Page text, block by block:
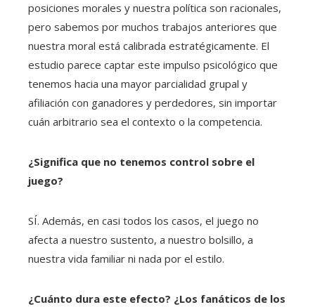
posiciones morales y nuestra política son racionales,
pero sabemos por muchos trabajos anteriores que
nuestra moral está calibrada estratégicamente. El
estudio parece captar este impulso psicológico que
tenemos hacia una mayor parcialidad grupal y
afiliación con ganadores y perdedores, sin importar
cuán arbitrario sea el contexto o la competencia.
¿Significa que no tenemos control sobre el
juego?
SÍ. Además, en casi todos los casos, el juego no
afecta a nuestro sustento, a nuestro bolsillo, a
nuestra vida familiar ni nada por el estilo.
¿Cuánto dura este efecto? ¿Los fanáticos de los